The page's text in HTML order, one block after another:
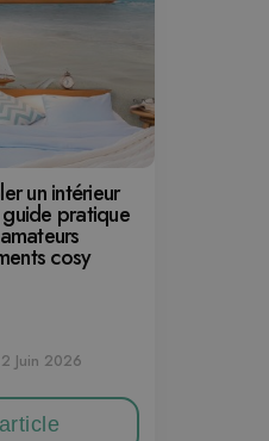
un intérieur
pratique
cosy
Juin 2026